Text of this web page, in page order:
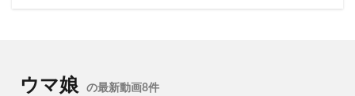
ウマ娘 の最新動画8件